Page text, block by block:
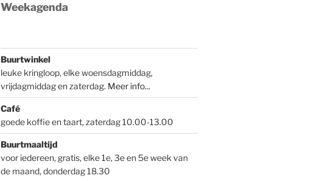
Weekagenda
Buurtwinkel
leuke kringloop, elke woensdagmiddag,
vrijdagmiddag en zaterdag. Meer info...
Café
goede koffie en taart, zaterdag 10.00-13.00
Buurtmaaltijd
voor iedereen, gratis, elke 1e, 3e en 5e week van
de maand, donderdag 18.30